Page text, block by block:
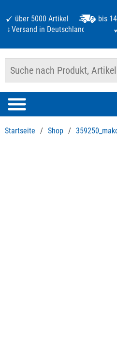
über 5000 Artikel
bis
Versand in Deutschland ab 125 €
Startseite / Shop /